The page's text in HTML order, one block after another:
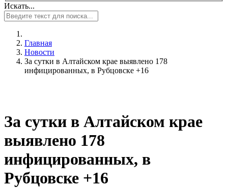
Искать...
Главная
Новости
За сутки в Алтайском крае выявлено 178
инфицированных, в Рубцовске +16
За сутки в Алтайском крае
выявлено 178
инфицированных, в
Рубцовске +16